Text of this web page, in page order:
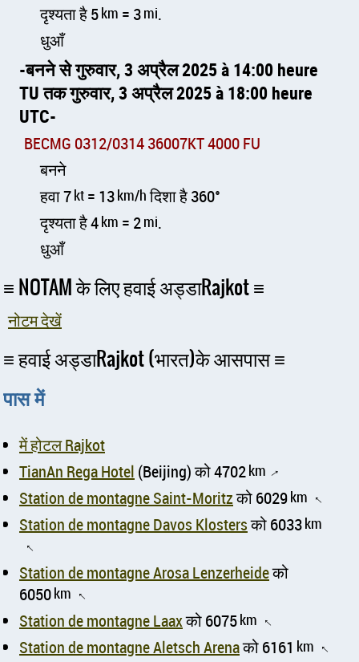
दृश्यता है 5km = 3mi.
धुआँ
बनने से गुरुवार, 3 अप्रैल 2025 à 14:00 heure
TU तक गुरुवार, 3 अप्रैल 2025 à 18:00 heure
UTC
BECMG 0312/0314 36007KT 4000 FU
बनने
हवा 7kt = 13km/hदिशा है 360°
दृश्यता है 4km = 2mi.
धुआँ
NOTAM के लिए हवाई अड्डाRajkot
नोटम देखें
हवाई अड्डाRajkot (भारत)के आसपास
पास में
में होटल Rajkot
TianAn Rega Hotel (Beijing) को 4702km ↑
Station de montagne Saint-Moritzको 6029km ↑
Station de montagne Davos Klostersको 6033km
↑
Station de montagne Arosa Lenzerheideको
6050km ↑
Station de montagne Laaxको 6075km ↑
Station de montagne Aletsch Arenaको 6161 km ↑